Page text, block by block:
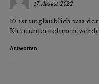
17. August 2022
Es ist unglaublich was
Kleinunternehmen
Antworten